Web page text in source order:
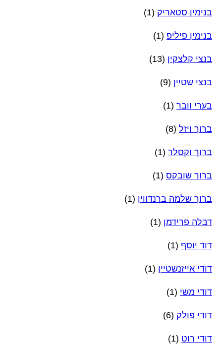
בנימין סטאריק (1)
בנימין פיליפ (1)
בנצי קלצקין (13)
בנצי שטיין (9)
בערי וובר (1)
ברוך ויזל (8)
ברוך וקסלר (1)
ברוך שובקס (1)
ברוך שלמה ברנדווין (1)
דבלה פרידמן (1)
דוד יוסף (1)
דודי אייזנשטיין (1)
דודי משי (1)
דודי פולק (6)
דודי רוט (1)